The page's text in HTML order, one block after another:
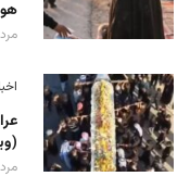
مرداد
مرداد